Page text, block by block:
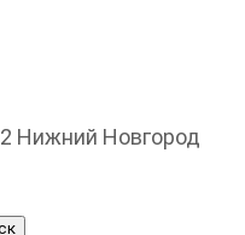
Нижний Новгород